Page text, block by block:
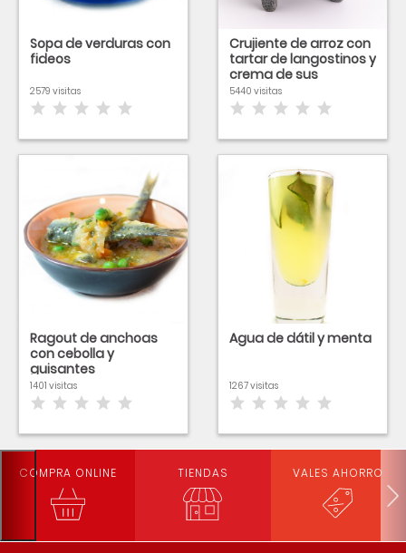
Sopa de verduras con
fideos
2579 visitas
Crujiente de arroz con
tartar de langostinos y
crema de sus
cabezas
5440 visitas
Ragout de anchoas
con cebolla y
guisantes
1401 visitas
Agua de dátil y menta
1267 visitas
COMPRA ONLINE TIENDAS VALES AHORRO